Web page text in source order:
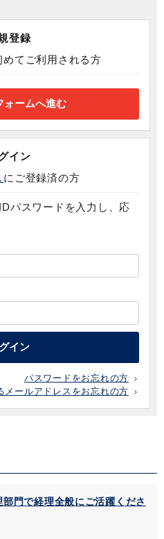
登録
めてご利用される方
イン
にご登録済の方
パスワードを入力し、応
イン
パスワードをお忘れの方
メールアドレスをお忘れの方
門で経理全般にご活躍くださ